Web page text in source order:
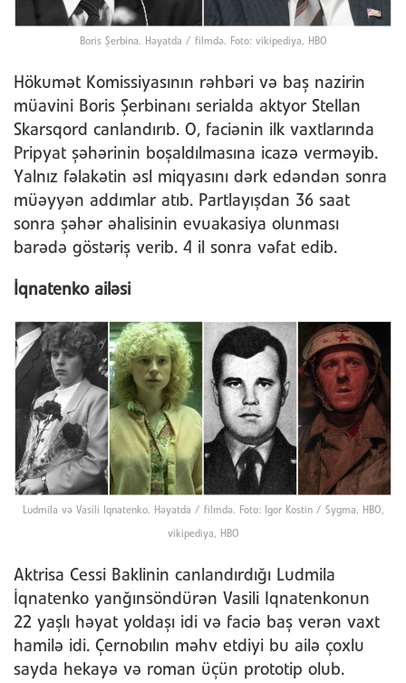
Boris Şerbina. Həyatda / filmdə. Foto: vikipediya, HBO
Hökumət Komissiyasının rəhbəri və baş nazirin
müavini Boris Şerbinanı serialda aktyor Stellan
Skarsqord canlandırıb. O, faciənin ilk vaxtlarında
Pripyat şəhərinin boşaldılmasına icazə verməyib.
Yalnız fəlakətin əsl miqyasını dərk edəndən sonra
müəyyən addımlar atıb. Partlayışdan 36 saat
sonra şəhər əhalisinin evuakasiya olunması
barədə göstəriş verib. 4 il sonra vəfat edib.
İqnatenko ailəsi
Ludmila və Vasili Iqnatenko. Həyatda / filmdə. Foto: Igor Kostin / Sygma, HBO,
vikipediya, HBO
Aktrisa Cessi Baklinin canlandırdığı Ludmila
İqnatenko yanğınsöndürən Vasili Iqnatenkonun
22 yaşlı həyat yoldaşı idi və faciə baş verən vaxt
hamilə idi. Çernobılın məhv etdiyi bu ailə çoxlu
sayda hekayə və roman üçün prototip olub.